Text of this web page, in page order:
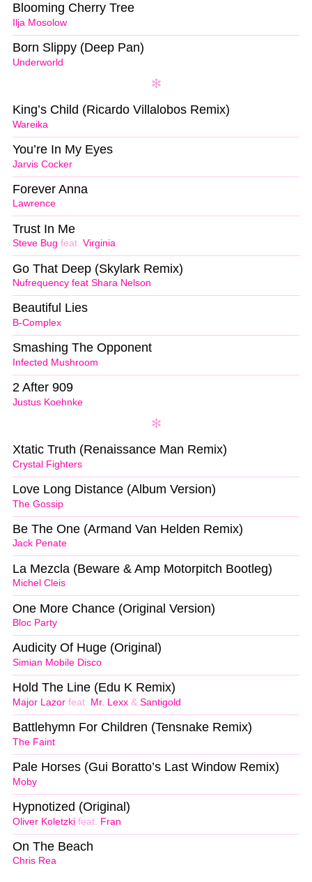
Ilja Mosolow
Blooming Cherry Tree
Underworld
Born Slippy (Deep Pan)
Wareika
King’s Child (Ricardo Villalobos Remix)
Jarvis Cocker
You’re In My Eyes
Lawrence
Forever Anna
Steve Bug feat. Virginia
Trust In Me
Nufrequency feat Shara Nelson
Go That Deep (Skylark Remix)
B-Complex
Beautiful Lies
Infected Mushroom
Smashing The Opponent
Justus Koehnke
2 After 909
Crystal Fighters
Xtatic Truth (Renaissance Man Remix)
The Gossip
Love Long Distance (Album Version)
Jack Penate
Be The One (Armand Van Helden Remix)
Michel Cleis
La Mezcla (Beware & Amp Motorpitch Bootleg)
Bloc Party
One More Chance (Original Version)
Simian Mobile Disco
Audicity Of Huge (Original)
Major Lazor feat. Mr. Lexx & Santigold
Hold The Line (Edu K Remix)
The Faint
Battlehymn For Children (Tensnake Remix)
Moby
Pale Horses (Gui Boratto’s Last Window Remix)
Oliver Koletzki feat. Fran
Hypnotized (Original)
Chris Rea
On The Beach